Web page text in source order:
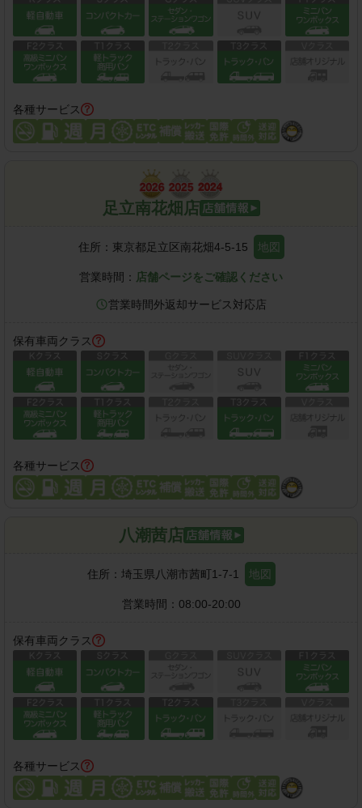
各種サービス
足立南花畑店
住所： 東京都足立区南花畑4-5-15 地図
営業時間： 店舗ページをご確認ください
営業時間外返却サービス対応店
保有車両クラス
各種サービス
八潮茜店
住所： 埼玉県八潮市茜町1-7-1 地図
営業時間： 08:00-20:00
保有車両クラス
各種サービス